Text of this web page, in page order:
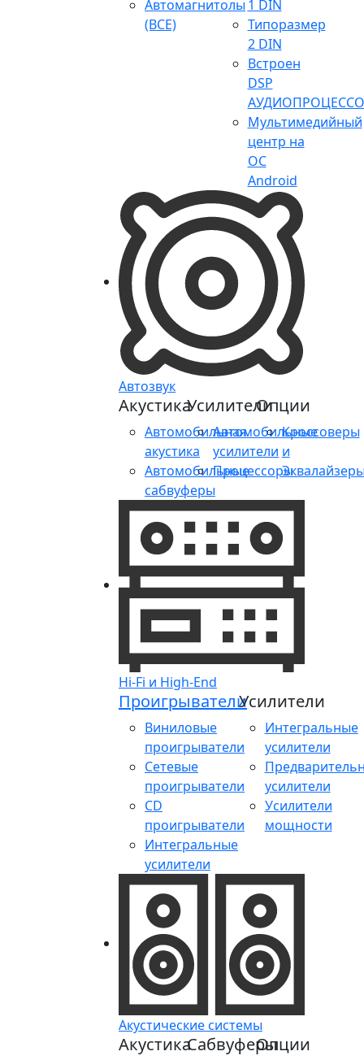
Автомагнитолы
(ВСЕ)
1 DIN
Типоразмер
2 DIN
Встроен
DSP
Мультимедийный
центр на
ОС
Android
Автозвук
Акустика
Автомобильная
акустика
Автомобильные
сабвуферы
Усилители
Автомобильные
усилители
Процессоры
Опции
Кроссоверы
и
Hi-Fi и High-End
Проигрыватели
Виниловые
проигрыватели
Сетевые
проигрыватели
CD
проигрыватели
Интегральные
усилители
Усилители
Интегральные
усилители
усилители
Усилители
мощности
Акустические системы
АкустикаСабвуферыОпции